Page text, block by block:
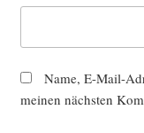
Name, E-Mail-
meinen nächsten